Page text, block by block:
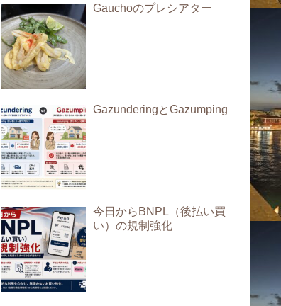
Gauchoのプレシアター
GazunderingとGazumping
今日からBNPL（後払い買
い）の規制強化